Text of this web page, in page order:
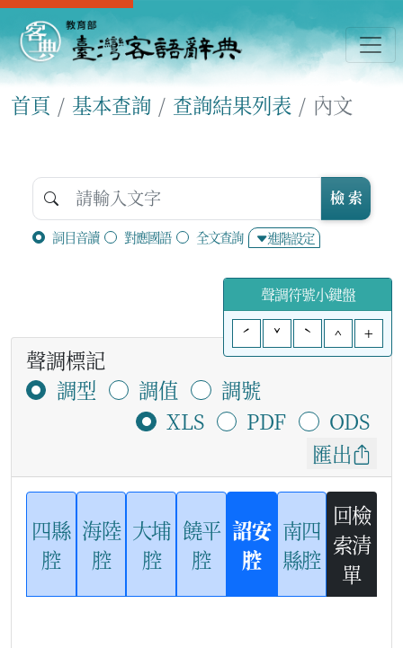
首頁 基本查詢 查詢結果列表 內文
詞目音讀 對應國語 全文查詢 進階設定
檢 索
聲調符號小鍵盤
ˊ
ˇ ˋ ^ +
聲調標記
調型
調值
調號
XLS
PDF
ODS
匯出
四縣
腔
海陸
腔
大埔
腔
饒平
腔
詔安
腔
南四
縣腔
回檢
索清
單